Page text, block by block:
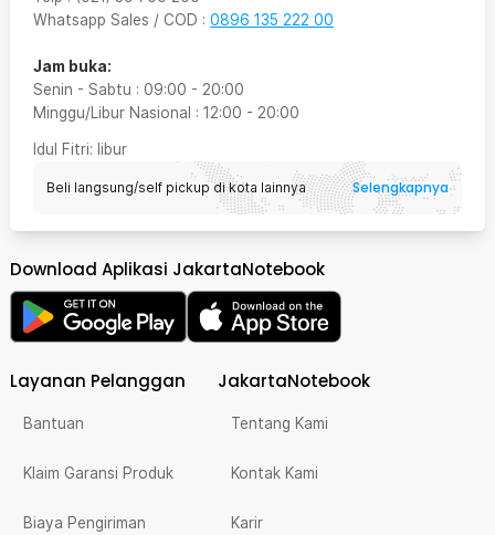
Whatsapp Sales / COD : 0896 135 222 00
Jam buka:
Senin - Sabtu : 09:00 - 20:00
Minggu/Libur Nasional : 12:00 - 20:00
Idul Fitri: libur
Beli langsung/self pickup di kota lainnya Selengkapnya
Download Aplikasi JakartaNotebook
Layanan Pelanggan
Bantuan
Klaim Garansi Produk
Biaya Pengiriman
JakartaNotebook
Tentang Kami
Kontak Kami
Karir